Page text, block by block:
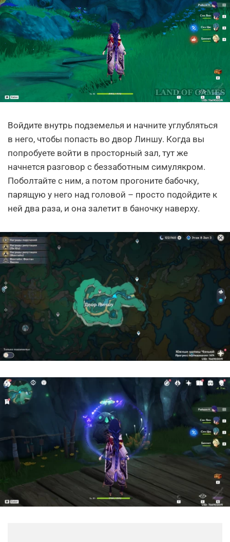
Войдите внутрь подземелья и начните углубляться
в него, чтобы попасть во двор Линшу. Когда вы
попробуете войти в просторный зал, тут же
начнется разговор с беззаботным симулякром.
Поболтайте с ним, а потом прогоните бабочку,
парящую у него над головой – просто подойдите к
ней два раза, и она залетит в баночку наверху.